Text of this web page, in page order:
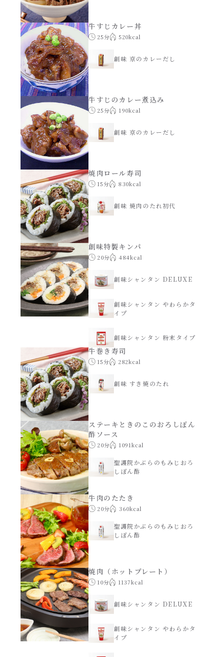
牛すじカレー丼
25分 520kcal
創味 京のカレーだし
牛すじのカレー煮込み
25分 190kcal
創味 京のカレーだし
焼肉ロール寿司
15分 830kcal
創味 焼肉のたれ初代
創味特製キンパ
20分 484kcal
創味シャンタン DELUXE
創味シャンタン やわらかタ
イプ
創味シャンタン 粉末タイプ
牛巻き寿司
15分 282kcal
創味 すき焼のたれ
ステーキときのこのおろしぽん
酢ソース
20分 1091kcal
聖護院かぶらのもみじおろ
しぽん酢
牛肉のたたき
20分 360kcal
聖護院かぶらのもみじおろ
しぽん酢
焼肉（ホットプレート）
10分 1137kcal
創味シャンタン DELUXE
創味シャンタン やわらかタ
イプ